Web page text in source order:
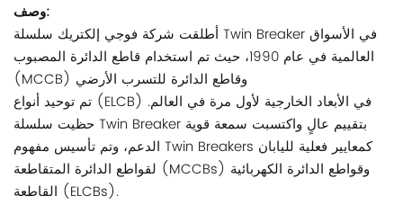
وصف:
أطلقت شركة فوجي إلكتريك سلسلة Twin Breaker في الأسواق
العالمية في عام 1990، حيث تم استخدام قاطع الدائرة المصبوب
(MCCB) وقاطع الدائرة للتسرب الأرضي
تم توحيد أنواع (ELCB) في الأبعاد الخارجية لأول مرة في العالم.
حظيت سلسلة Twin Breaker بتقييم عالٍ واكتسبت سمعة قوية
الدعم، وتم تأسيس مفهوم Twin Breakers كمعايير فعلية لليابان
لقواطع الدائرة المتقاطعة (MCCBs) وقواطع الدائرة الكهربائية
القاطعة (ELCBs).